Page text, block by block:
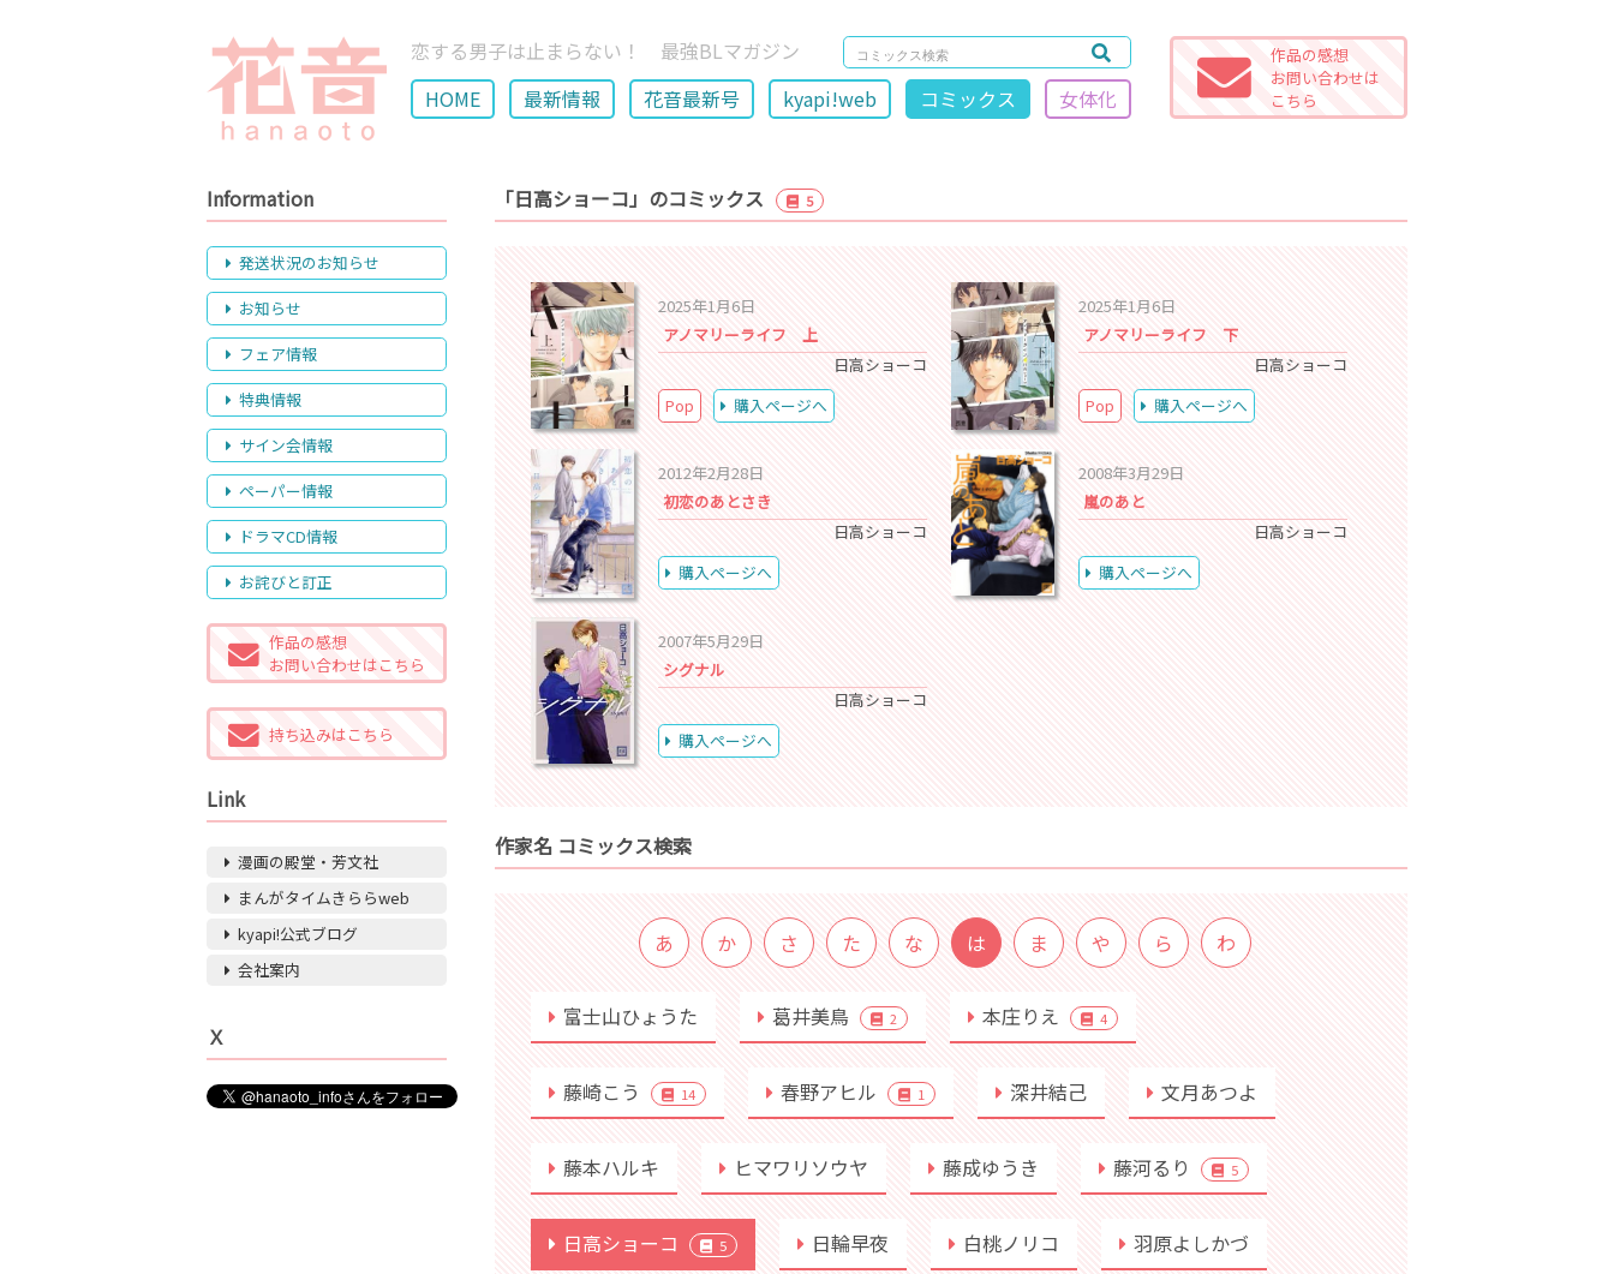
恋する男子は止まらない！ 最強BLマガジン
HOME
最新情報 花音最新号 kyapi!web コミックス 女体化
作品の感想
お問い合わせは
こちら
「日高ショーコ」のコミックス 5
2025年1月6日
アノマリーライフ 上
日高ショーコ
Pop
購入ページへ
2025年1月6日
アノマリーライフ 下
日高ショーコ
Pop
購入ページへ
2012年2月28日
初恋のあとさき
日高ショーコ
購入ページへ
2008年3月29日
嵐のあと
日高ショーコ
購入ページへ
2007年5月29日
シグナル
日高ショーコ
購入ページへ
作家名 コミックス検索
あ か さ た な は ま や ら わ
富士山ひょうた 葛井美鳥 2 本庄りえ 4
藤崎こう 14 春野アヒル 1 深井結己 文月あつよ
藤本ハルキ ヒマワリソウヤ 藤成ゆうき 藤河るり 5
日高ショーコ 5 日輪早夜 白桃ノリコ 羽原よしかづ
Information
発送状況のお知らせ
お知らせ
フェア情報
特典情報
サイン会情報
ペーパー情報
ドラマCD情報
お詫びと訂正
作品の感想
お問い合わせはこちら
持ち込みはこちら
Link
漫画の殿堂・芳文社
まんがタイムきららweb
kyapi!公式ブログ
会社案内
Ｘ